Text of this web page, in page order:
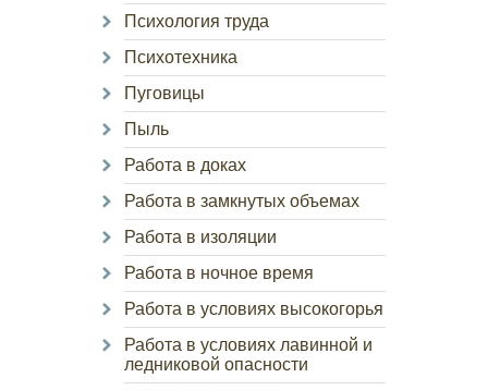
Психология труда
Психотехника
Пуговицы
Пыль
Работа в доках
Работа в замкнутых объемах
Работа в изоляции
Работа в ночное время
Работа в условиях высокогорья
Работа в условиях лавинной и
ледниковой опасности